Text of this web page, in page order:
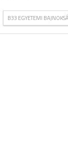
B33 EGYETEMI